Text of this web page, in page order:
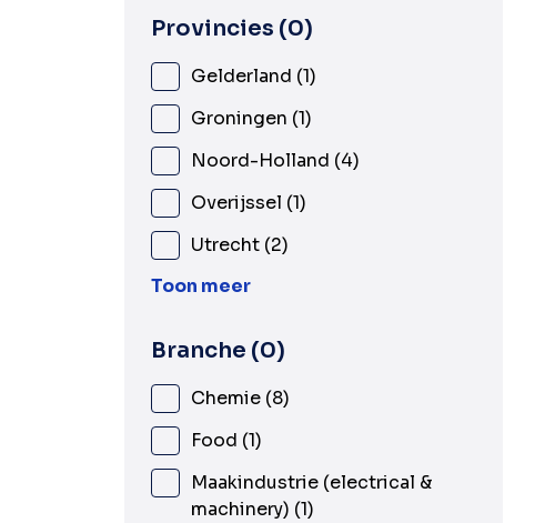
Provincies 0
Gelderland 1
Groningen 1
Noord-Holland 4
Overijssel 1
Utrecht 2
Toon meer
Branche 0
Chemie 8
Food 1
Maakindustrie (electrical &
machinery) 1